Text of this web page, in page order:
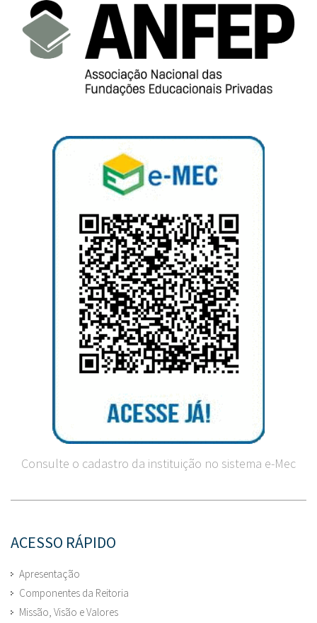
Consulte o cadastro da instituição no sistema e-Mec
ACESSO RÁPIDO
Apresentação
Componentes da Reitoria
Missão, Visão e Valores